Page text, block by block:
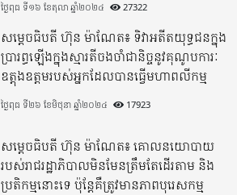
ថ្ងៃពុធ ទី១៦ ខែតុលា ឆ្នាំ២០២៤ 27322
សម្តេចធិបតី ហ៊ុន ម៉ាណែត៖ ទិវាអតីតយុទ្ធជនក្នុង
ប្រារព្ធឡើងក្នុងស្មារតីចងចាំជានិច្ចនូវគុណូបការៈ
ឧត្តុងឧត្តមរបស់អ្នកដែលបានធ្វើមហាពលីកម្ម
ថ្ងៃពុធ ទី២៦ ខែមិថុនា ឆ្នាំ២០២៤ 17923
សម្តេចធិបតី ហ៊ុន ម៉ាណែត៖ គោលនយោបាយ
របស់រាជរដ្ឋាភិបាលមិនមែនត្រឹមតែដើរតាម និង
ប្រតិកម្មនោះទេ ប៉ុន្តែគឺត្រូវមានភាពបុរេសកម្ម